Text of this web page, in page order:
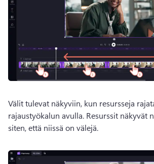
Välit tulevat näkyviin, kun resursseja
rajaustyökalun avulla. Resurssit näkyvät
siten, että niissä on välejä.